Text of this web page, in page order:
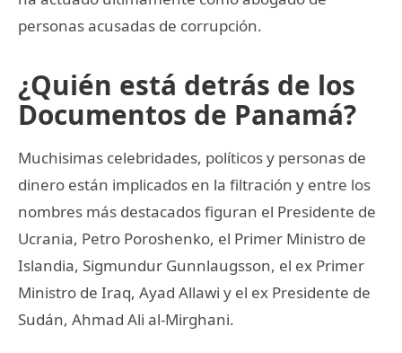
personas acusadas de corrupción.
¿Quién está detrás de los
Documentos de Panamá?
Muchisimas celebridades, políticos y personas de
dinero están implicados en la filtración y entre los
nombres más destacados figuran el Presidente de
Ucrania, Petro Poroshenko, el Primer Ministro de
Islandia, Sigmundur Gunnlaugsson, el ex Primer
Ministro de Iraq, Ayad Allawi y el ex Presidente de
Sudán, Ahmad Ali al-Mirghani.